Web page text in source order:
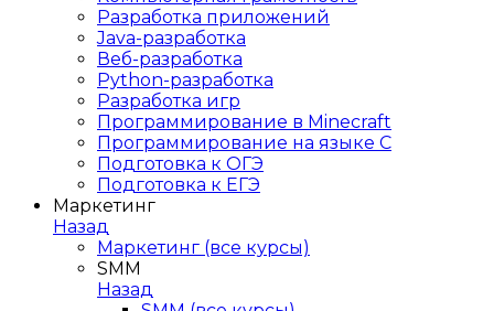
Разработка приложений
Java-разработка
Веб-разработка
Python-разработка
Разработка игр
Программирование в Minecraft
Программирование на языке C
Подготовка к ОГЭ
Подготовка к ЕГЭ
Маркетинг
Назад
Маркетинг (все курсы)
SMM
Назад